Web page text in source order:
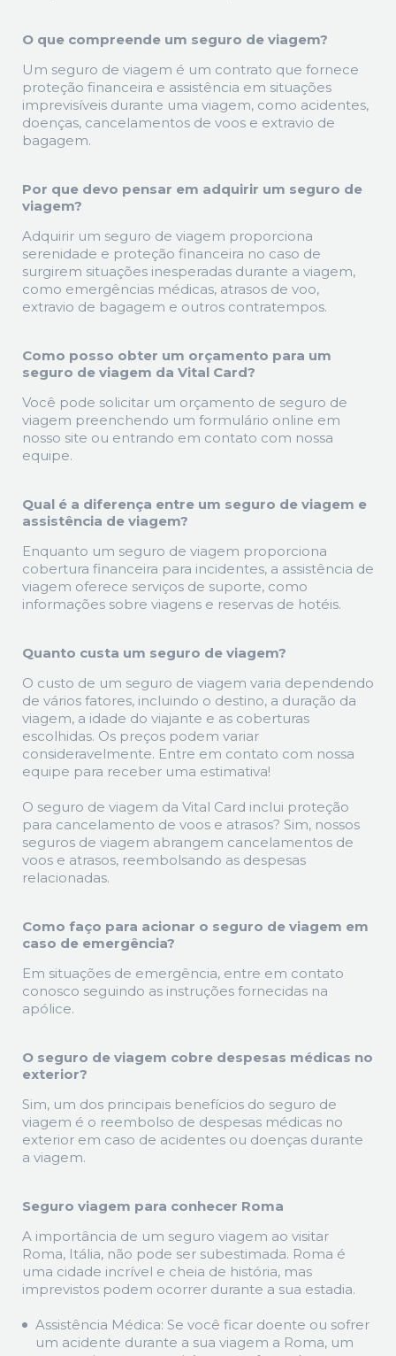
O que compreende um seguro de viagem?
Um seguro de viagem é um contrato que fornece
proteção financeira e assistência em situações
imprevisíveis durante uma viagem, como acidentes,
doenças, cancelamentos de voos e extravio de
bagagem.
Por que devo pensar em adquirir um seguro de
viagem?
Adquirir um seguro de viagem proporciona
serenidade e proteção financeira no caso de
surgirem situações inesperadas durante a viagem,
como emergências médicas, atrasos de voo,
extravio de bagagem e outros contratempos.
Como posso obter um orçamento para um
seguro de viagem da Vital Card?
Você pode solicitar um orçamento de seguro de
viagem preenchendo um formulário online em
nosso site ou entrando em contato com nossa
equipe.
Qual é a diferença entre um seguro de viagem e
assistência de viagem?
Enquanto um seguro de viagem proporciona
cobertura financeira para incidentes, a assistência de
viagem oferece serviços de suporte, como
informações sobre viagens e reservas de hotéis.
Quanto custa um seguro de viagem?
O custo de um seguro de viagem varia dependendo
de vários fatores, incluindo o destino, a duração da
viagem, a idade do viajante e as coberturas
escolhidas. Os preços podem variar
consideravelmente. Entre em contato com nossa
equipe para receber uma estimativa!
O seguro de viagem da Vital Card inclui proteção
para cancelamento de voos e atrasos? Sim, nossos
seguros de viagem abrangem cancelamentos de
voos e atrasos, reembolsando as despesas
relacionadas.
Como faço para acionar o seguro de viagem em
caso de emergência?
Em situações de emergência, entre em contato
conosco seguindo as instruções fornecidas na
apólice.
O seguro de viagem cobre despesas médicas no
exterior?
Sim, um dos principais benefícios do seguro de
viagem é o reembolso de despesas médicas no
exterior em caso de acidentes ou doenças durante
a viagem.
Seguro viagem para conhecer Roma
A importância de um seguro viagem ao visitar
Roma, Itália, não pode ser subestimada. Roma é
uma cidade incrível e cheia de história, mas
imprevistos podem ocorrer durante a sua estadia.
Assistência Médica: Se você ficar doente ou sofrer
um acidente durante a sua viagem a Roma, um